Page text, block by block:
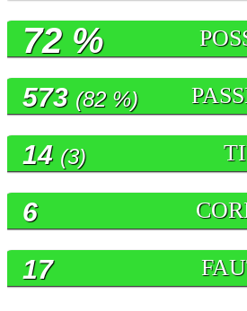
72 %
573 (82 %)
14 (3)
6
17